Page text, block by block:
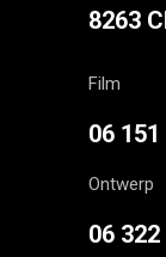
8263
Film
06
Ontwerp
06